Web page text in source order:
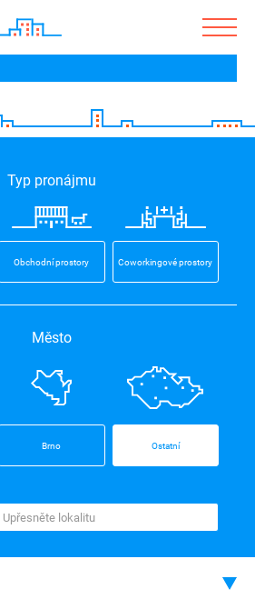
Typ pronájmu
Obchodní prostory Coworkingové prostory
Město
Brno Ostatní